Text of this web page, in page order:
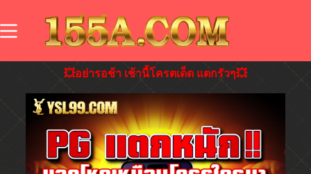
💥อย่ารอช้า เช้านี้โครตเด็ด แตกรัวๆ💥